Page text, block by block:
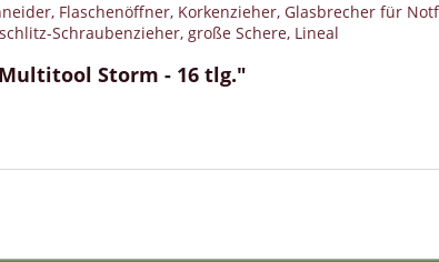
Flaschenöffner, Korkenzieher, Glasbrecher für
Schraubenzieher, große Schere, Lineal
Storm - 16 tlg."